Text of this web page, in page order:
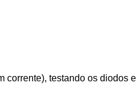
corrente), testando os diodos e